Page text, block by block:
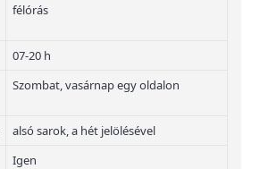
félórás
07-20 h
Szombat, vasárnap egy oldalon
alsó sarok, a hét jelölésével
Igen